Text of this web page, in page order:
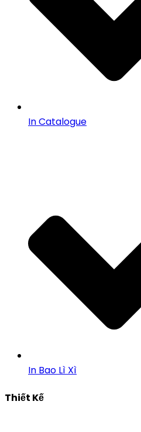
In Catalogue
In Bao Lì Xì
Thiết Kế